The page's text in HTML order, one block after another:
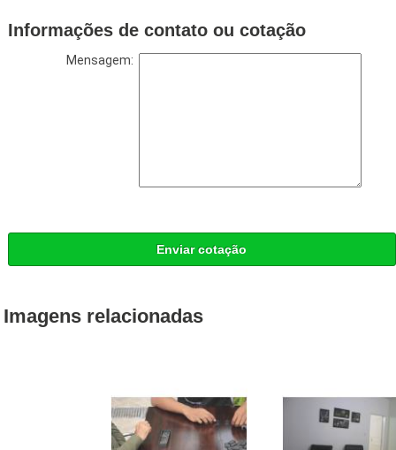
Informações de contato ou cotação
Mensagem:
Enviar cotação
Imagens relacionadas